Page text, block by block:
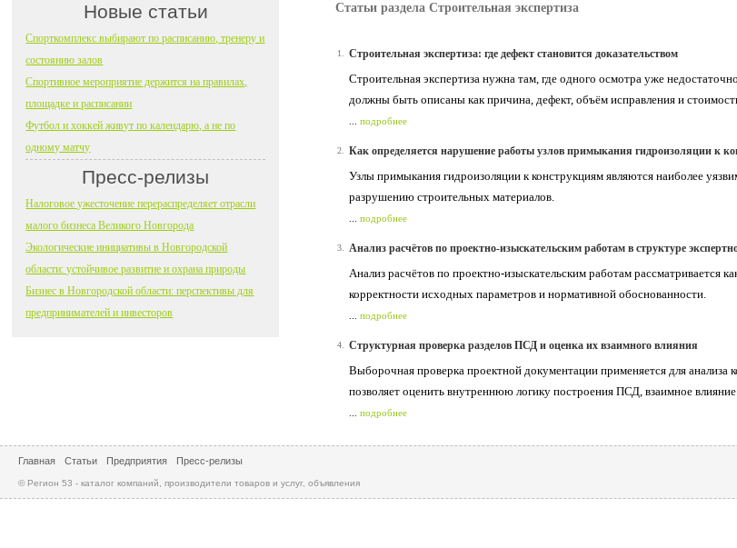
Статьи раздела Строительная экспертиза
1. Строительная экспертиза: где дефект становится доказательством
Строительная экспертиза нужна там, где одного осмотра уже
должны быть описаны как причина, дефект, объём исправления и
подробнее
2. Как определяется нарушение работы узлов примыкания гидроизоляции к
Узлы примыкания гидроизоляции к конструкциям являются наиболее
разрушению строительных материалов.
подробнее
3. Анализ расчётов по проектно-изыскательским работам в структуре
Анализ расчётов по проектно-изыскательским работам рассматривается
корректности исходных параметров и нормативной обоснованности.
подробнее
4. Структурная проверка разделов ПСД и оценка их взаимного влияния
Выборочная проверка проектной документации применяется для анализа
позволяет оценить внутреннюю логику построения ПСД, взаимное
подробнее
Новые статьи
Спорткомплекс выбирают по расписанию, тренеру и
состоянию залов
Спортивное мероприятие держится на правилах,
площадке и расписании
Футбол и хоккей живут по календарю, а не по
одному матчу
Пресс-релизы
Налоговое ужесточение перераспределяет отрасли
малого бизнеса Великого Новгорода
Экологические инициативы в Новгородской
области: устойчивое развитие и охрана природы
Бизнес в Новгородской области: перспективы для
предпринимателей и инвесторов
Главная Статьи Предприятия Пресс-релизы
© Регион 53 - каталог компаний, производители товаров и услуг, объявления